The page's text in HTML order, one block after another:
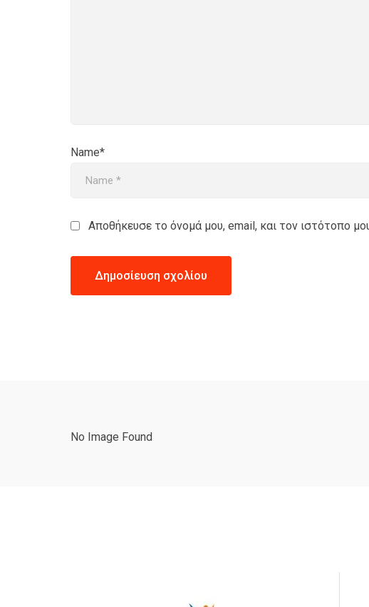
Name*
Αποθήκευσε το όνομά μου, email, και τον ιστότοπο
No Image Found